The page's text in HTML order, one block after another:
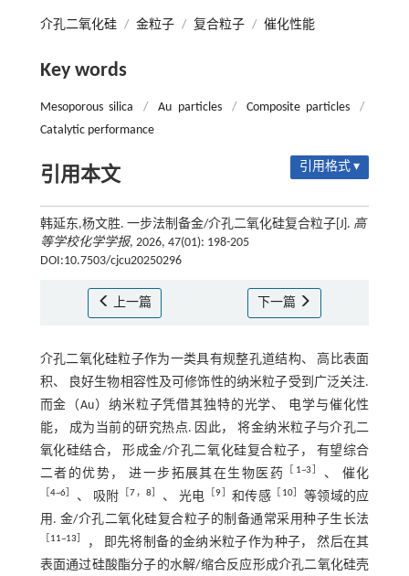
介孔二氧化硅 / 金粒子 / 复合粒子 / 催化性能
Key words
Mesoporous silica / Au particles / Composite particles
/
Catalytic performance
引用本文 引用格式 ▾
韩延东,杨文胜. 一步法制备金/介孔二氧化硅复合粒子[J]. 高
等学校化学学报, 2026, 47(01): 198-205
DOI:10.7503/cjcu20250296
上一篇 下一篇
介孔二氧化硅粒子作为一类具有规整孔道结构、 高比表面
积、 良好生物相容性及可修饰性的纳米粒子受到广泛关注.
而金（Au）纳米粒子凭借其独特的光学、 电学与催化性
能， 成为当前的研究热点. 因此， 将金纳米粒子与介孔二
氧化硅结合， 形成金/介孔二氧化硅复合粒子， 有望综合
二者的优势， 进一步拓展其在生物医药
1~3 、 催化
［4~6 、 吸附 ［7，8 、 光电 ［9 ］和传感 10］ 等领域的应
用. 金/介孔二氧化硅复合粒子的制备通常采用种子生长法
11~13
， 即先将制备的金纳米粒子作为种子， 然后在其
表面通过硅酸酯分子的水解/缩合反应形成介孔二氧化硅壳